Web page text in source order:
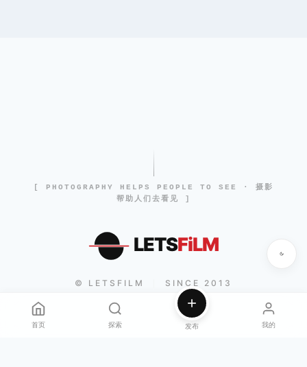
[ PHOTOGRAPHY HELPS PEOPLE TO SEE · 摄影
帮助人们去看见 ]
LETSFiLM
© LETSFILM SINCE 2013
首页 探索 发布 我的